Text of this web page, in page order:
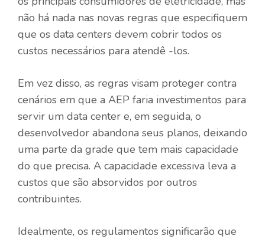
não há nada nas novas regras que especifiquem
que os data centers devem cobrir todos os
custos necessários para atendê -los.
Em vez disso, as regras visam proteger contra
cenários em que a AEP faria investimentos para
servir um data center e, em seguida, o
desenvolvedor abandona seus planos, deixando
uma parte da grade que tem mais capacidade
do que precisa. A capacidade excessiva leva a
custos que são absorvidos por outros
contribuintes.
Idealmente, os regulamentos significarão que